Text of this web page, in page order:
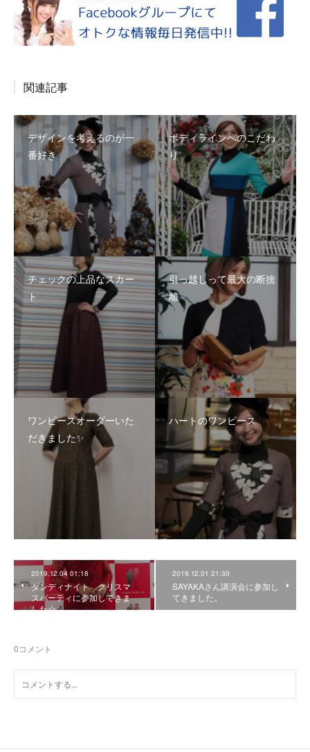
関連記事
デザインを考えるのが一
番好き
ボディラインへのこだわ
り
チェックの上品なスカー
ト
引っ越しって最大の断捨
離
ワンピースオーダーいた
だきました✨
ハートのワンピース
2019.12.04 01:18
ダンディナイト クリスマ
スパーティに参加してきま
した☆
2019.12.01 21:30
SAYAKAさん講演会に参加し
てきました。
0コメント